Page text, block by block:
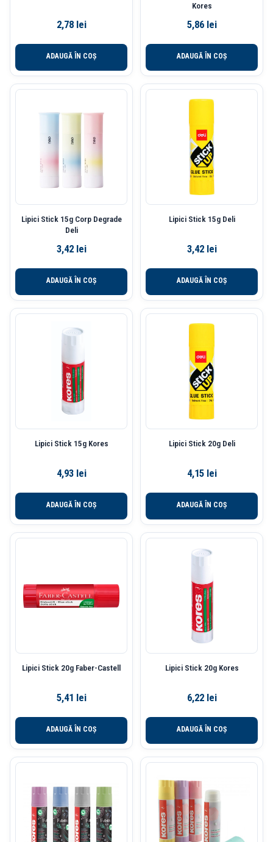
2,78 lei
ADAUGĂ ÎN COȘ
Kores
5,86 lei
ADAUGĂ ÎN COȘ
Lipici Stick 15g Corp Degrade
Deli
3,42 lei
ADAUGĂ ÎN COȘ
Lipici Stick 15g Deli
3,42 lei
ADAUGĂ ÎN COȘ
Lipici Stick 15g Kores
4,93 lei
ADAUGĂ ÎN COȘ
Lipici Stick 20g Deli
4,15 lei
ADAUGĂ ÎN COȘ
Lipici Stick 20g Faber-Castell
5,41 lei
ADAUGĂ ÎN COȘ
Lipici Stick 20g Kores
6,22 lei
ADAUGĂ ÎN COȘ